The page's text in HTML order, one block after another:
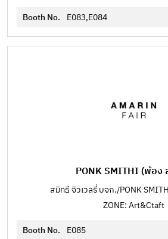
Booth No. E083,E084
PONK SMITHI (พ้อง
สมิทธี จิวเวลรี่ บจก./PONK
ZONE: Art&Ctaft
Booth No. E085